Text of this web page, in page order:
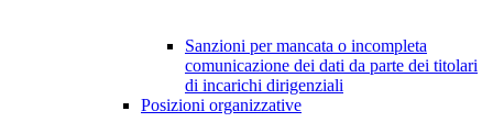
Sanzioni per mancata o incompleta
comunicazione dei dati da parte dei titolari
di incarichi dirigenziali
Posizioni organizzative